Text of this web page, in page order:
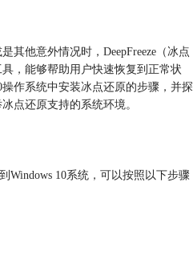
他意外情况时，DeepFreeze（冰点
，能够帮助用户快速恢复到正常状
作系统中安装冰点还原的步骤，并探
点还原支持的系统环境。
10系统，可以按照以下步骤